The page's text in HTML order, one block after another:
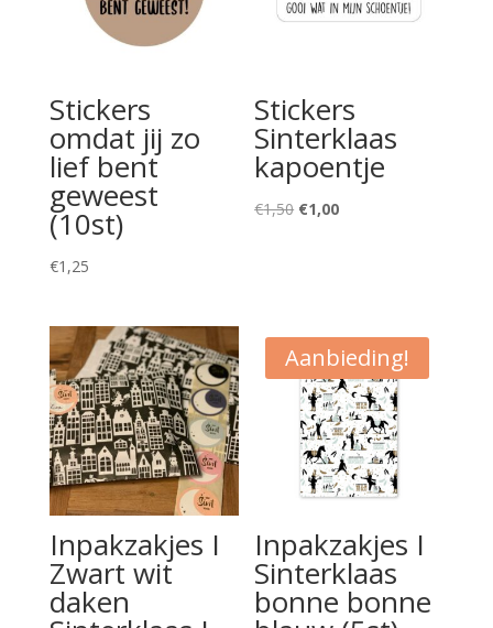
Stickers
omdat jij zo
lief bent
geweest
(10st)
€1,25
Stickers
Sinterklaas
kapoentje
€1,50 Oorspronkelijke
€1,00Huidige
Inpakzakjes I
Zwart wit
daken
Aanbieding!
Inpakzakjes I
Sinterklaas
bonne bonne